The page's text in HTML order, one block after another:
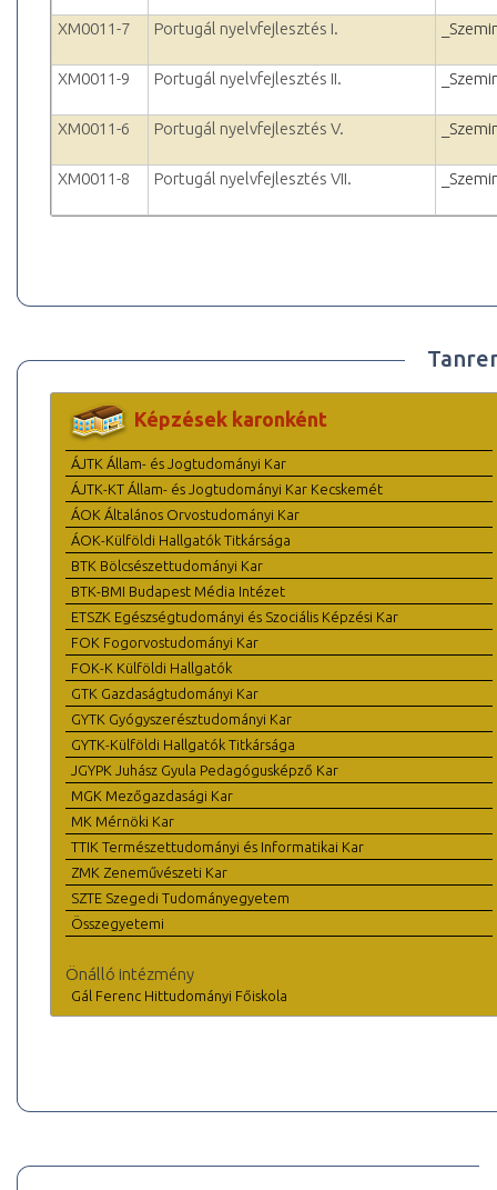
XM0011-7 Portugál nyelvfejlesztés I.
XM0011-9 Portugál nyelvfejlesztés II.
XM0011-6 Portugál nyelvfejlesztés V.
XM0011-8 Portugál nyelvfejlesztés VII.
Képzések karonként
ÁJTK Állam- és Jogtudományi Kar
ÁJTK-KT Állam- és Jogtudományi Kar Kecskemét
ÁOK Általános Orvostudományi Kar
ÁOK-Külföldi Hallgatók Titkársága
BTK Bölcsészettudományi Kar
BTK-BMI Budapest Média Intézet
ETSZK Egészségtudományi és Szociális Képzési Kar
FOK Fogorvostudományi Kar
FOK-K Külföldi Hallgatók
GTK Gazdaságtudományi Kar
GYTK Gyógyszerésztudományi Kar
GYTK-Külföldi Hallgatók Titkársága
JGYPK Juhász Gyula Pedagógusképző Kar
MGK Mezőgazdasági Kar
MK Mérnöki Kar
TTIK Természettudományi és Informatikai Kar
ZMK Zeneművészeti Kar
SZTE Szegedi Tudományegyetem
Összegyetemi
Önálló intézmény
Gál Ferenc Hittudományi Főiskola